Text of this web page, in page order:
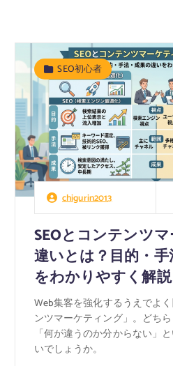
chigurin2013
SEO初心者
SEOとコンテンツ
違いとは？目的・
をわかりやすく解説
Web集客を強化するうえでよ
ンツマーケティング」。どち
「何が違うのか分からない」
いでしょうか。